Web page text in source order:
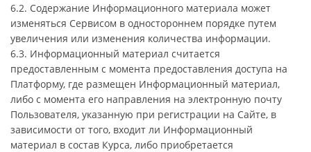
6.2. Содержание Информационного материала может
изменяться Сервисом в одностороннем порядке путем
увеличения или изменения количества информации.
6.3. Информационный материал считается
предоставленным с момента предоставления доступа на
Платформу, где размещен Информационный материал,
либо с момента его направления на электронную почту
Пользователя, указанную при регистрации на Сайте, в
зависимости от того, входит ли Информационный
материал в состав Курса, либо приобретается